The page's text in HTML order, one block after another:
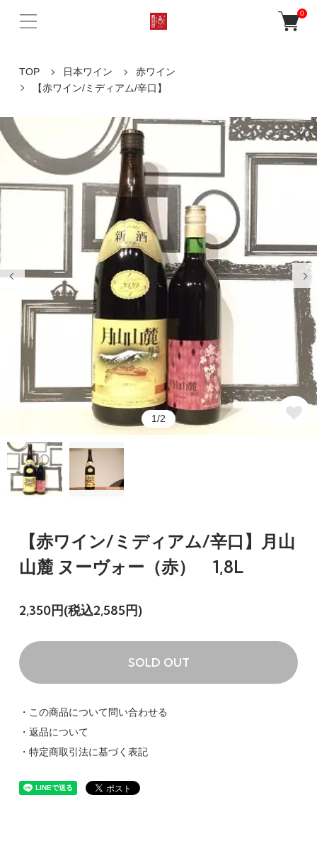
0
TOP 日本ワイン
赤ワイン
【赤ワイン/ミディアム/辛口】
1/2
【赤ワイン/ミディアム/辛口】月山
山麓 ヌーヴォー（赤） 1,8L
2,350円(税込2,585円)
SOLD OUT
・この商品について問い合わせる
・返品について
・特定商取引法に基づく表記